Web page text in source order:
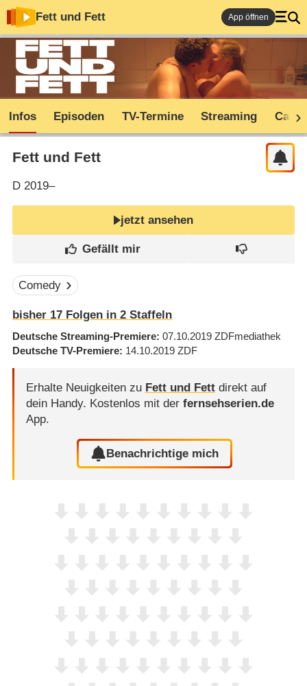
Fett und Fett App öffnen
Infos Episoden TV-Termine Streaming Cast
Fett und Fett
D2019–
jetzt ansehen
Comedy
bisher 17Folgen in 2Staffeln
Deutsche Streaming-Premiere 07.10.2019 ZDFmediathek
Deutsche TV-Premiere 14.10.2019 ZDF
Erhalte Neuigkeiten zu Fett und Fettdirekt auf
dein Handy. Kostenlos mit der fernsehserien.de
App.
Benachrichtige mich